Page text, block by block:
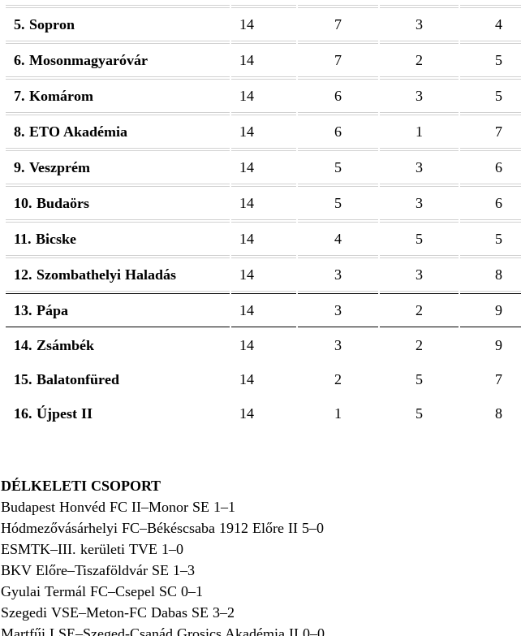
5. Sopron 14 7 3 4
6. Mosonmagyaróvár 14 7 2 5
7. Komárom 14 6 3 5
8. ETO Akadémia 14 6 1 7
9. Veszprém 14 5 3 6
10. Budaörs 14 5 3 6
11. Bicske 14 4 5 5
12. Szombathelyi Haladás 14 3 3 8
13. Pápa 14 3 2 9
14. Zsámbék 14 3 2 9
15. Balatonfüred 14 2 5 7
16. Újpest II 14 1 5 8
DÉLKELETI CSOPORT
Budapest Honvéd FC II–Monor SE 1–1
Hódmezővásárhelyi FC–Békéscsaba 1912 Előre II 5–0
ESMTK–III. kerületi TVE 1–0
BKV Előre–Tiszaföldvár SE 1–3
Gyulai Termál FC–Csepel SC 0–1
Szegedi VSE–Meton-FC Dabas SE 3–2